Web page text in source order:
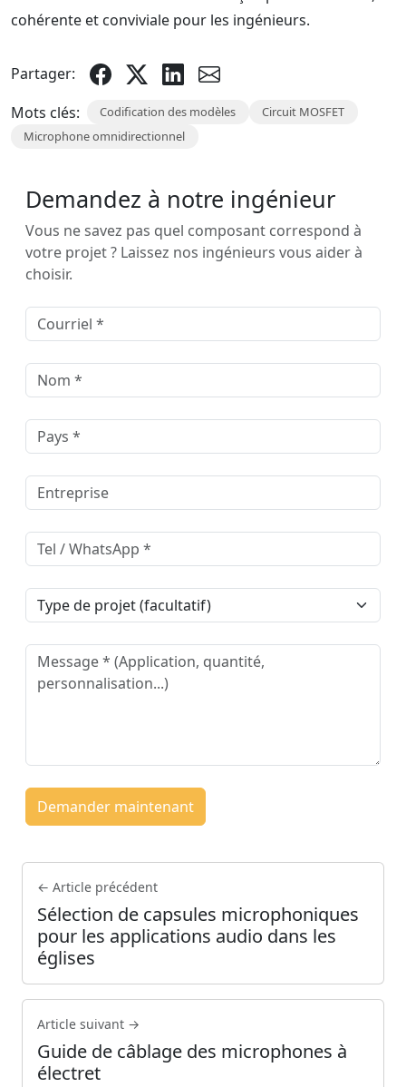
cohérente et conviviale pour les ingénieurs.
Partager:
Mots clés:
Codification des modèles
Circuit MOSFET
Microphone omnidirectionnel
Demandez à notre ingénieur
Vous ne savez pas quel composant correspond à
votre projet ? Laissez nos ingénieurs vous aider à
choisir.
Demander maintenant
← Article précédent
Sélection de capsules microphoniques
pour les applications audio dans les
églises
Article suivant →
Guide de câblage des microphones à
électret